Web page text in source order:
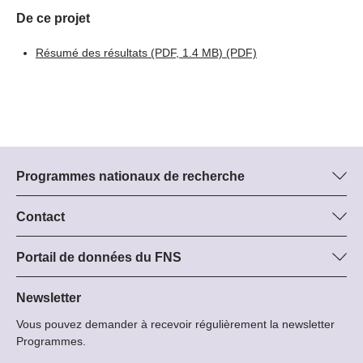
De ce projet
Résumé des résultats (PDF, 1.4 MB) (PDF)
Programmes nationaux de recherche
Vous trouverez ici des informations sur tous les Programmes
nationaux de recherche (PNR) :
Tous les PNR
Contact
Manager du programme
Dr Stephanie Schönholzer, SNF
Tél.: +
22
Portail de données du FNS
Vous trouverez ici des informations complètes sur les projets de
recherche et les subsides approuvés par le FNS.
Recherche de projets
Newsletter
Vous pouvez demander à recevoir régulièrement la newsletter
Programmes.